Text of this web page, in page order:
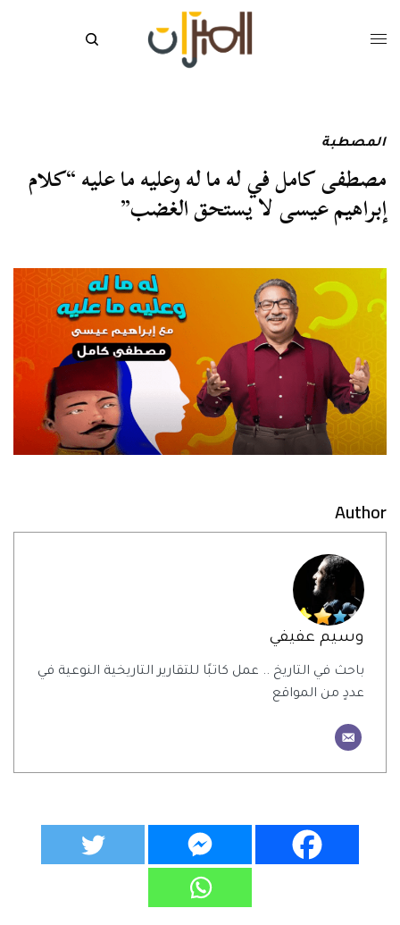
المصطبة
مصطفى كامل في له ما له وعليه ما عليه “كلام
إبراهيم عيسى لا يستحق الغضب”
Author
وسيم عفيفي
باحث في التاريخ .. عمل كاتبًا للتقارير التاريخية النوعية في
عددٍ من المواقع